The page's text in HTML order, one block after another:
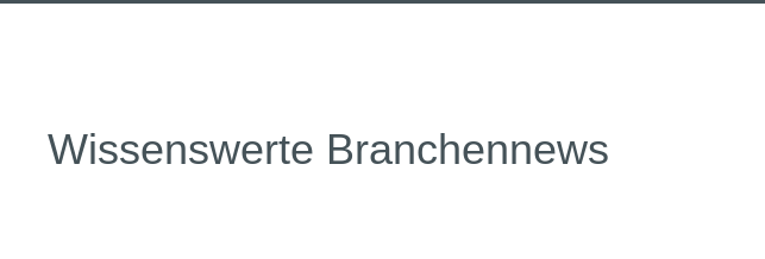
Wissenswerte Branchennews